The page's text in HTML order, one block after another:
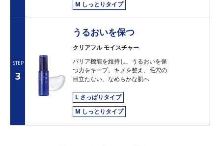
M しっとりタイプ
STEP
3
うるおいを保つ
クリアフル モイスチャー
バリア機能を維持し、うるおいを保
つ力をキープ。キメを整え、毛穴の
目立たない、なめらかな肌へ
L さっぱりタイプ
M しっとりタイプ